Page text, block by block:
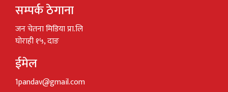
सम्पर्क ठेगाना
जन चेतना मिडिया प्रा.लि
घोराही १५, दाङ
ईमेल
1pandav@gmail.com